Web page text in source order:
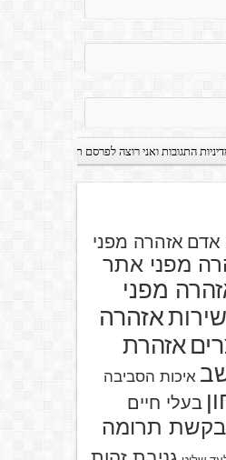
אדם אזהרה מפני
מפני אתר
מפני
אזהרה
אזהרת
איכות הסביבה
בעלי חיים
בקשת תרומה